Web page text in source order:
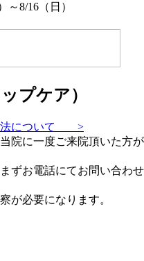
8/16（日）
プケア）
法について >
院に一度ご来院頂いた方が
ずお電話にてお問い合わせ
が必要になります。